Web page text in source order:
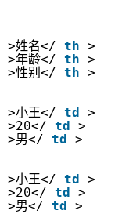
>姓名</ th >
>年龄</ th >
>性别</ th >
>小王</ td >
>20</ td >
>男</ td >
>小王</ td >
>20</ td >
>男</ td >